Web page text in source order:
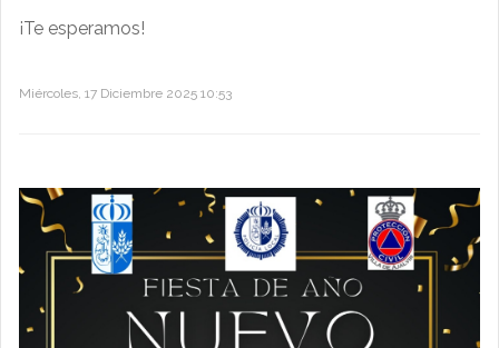
¡Te esperamos!
Miércoles, 17 Diciembre 2025 10:53